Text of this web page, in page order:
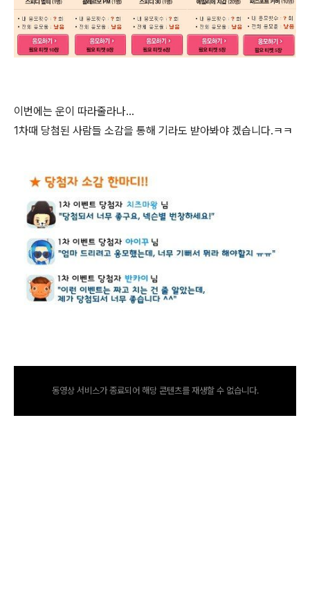
이번에는 운이 따라줄라나...
1차때 당첨된 사람들 소감을 통해 기라도 받아봐야 겠습니다.ㅋㅋ
동영상 서비스가 종료되어 해당 콘텐츠를 재생할 수 없습니다.